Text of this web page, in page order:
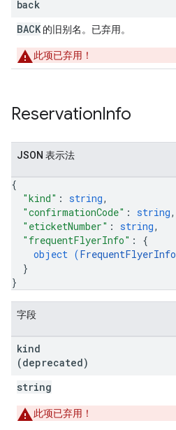
back
BACK 的旧别名。已弃用。
此项已弃用！
ReservationInfo
JSON 表示法
{
"kind" : string,
"confirmationCode" : string,
"eticketNumber" : string,
"frequentFlyerInfo" : {
object (FrequentFlyerInfo
}
}
字段
kind
(deprecated)
string
此项已弃用！